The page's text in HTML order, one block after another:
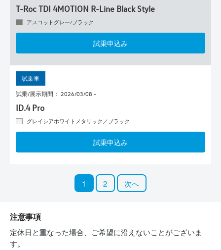
T-Roc TDI 4MOTION R-Line Black Style
アスコットグレー/ブラック
試乗申込み
試乗車
試乗/展示期間： 2026/03/08 -
ID.4 Pro
グレイシアホワイトメタリック／ブラック
試乗申込み
1 2 次へ
注意事項
定休日と重なった場合、ご希望に沿えないことがございま
す。